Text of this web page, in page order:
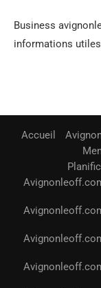
Business
informations utiles
Accueil